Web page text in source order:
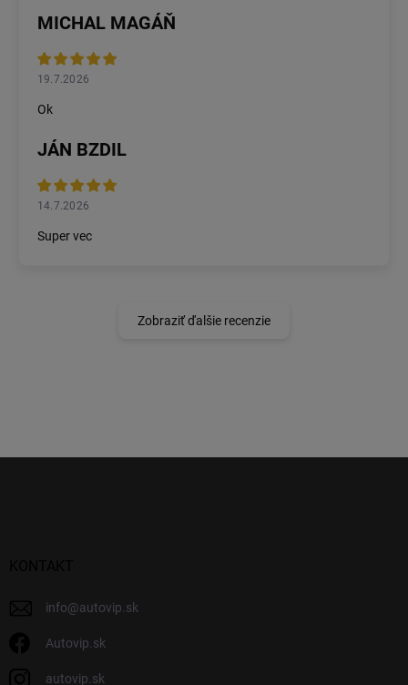
MICHAL MAGÁŇ
19.7.2026
Ok
JÁN BZDIL
14.7.2026
Super vec
Zobraziť ďalšie recenzie
info@autovip.sk
Autovip.sk
autovip.sk